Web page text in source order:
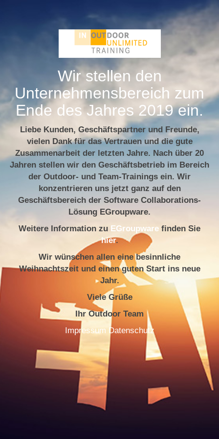
Wir stellen den
Unternehmensbereich zum
Ende des Jahres 2019 ein.
Liebe Kunden, Geschäftspartner und Freunde,
vielen Dank für das Vertrauen und die gute
Zusammenarbeit der letzten Jahre. Nach über 20
Jahren stellen wir den Geschäftsbetrieb im Bereich
der Outdoor- und Team-Trainings ein. Wir
konzentrieren uns jetzt ganz auf den
Geschäftsbereich der Software Collaborations-
Lösung EGroupware.
Weitere Information zu EGroupware finden Sie
hier.
Wir wünschen allen eine besinnliche
Weihnachtszeit und einen guten Start ins neue
Jahr.
Viele Grüße
Ihr Outdoor Team
Impressum Datenschutz